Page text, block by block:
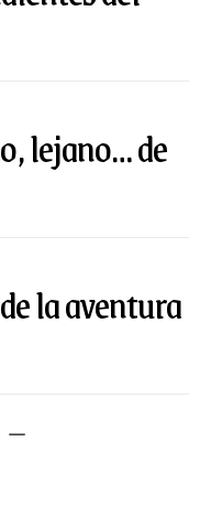
lejano… de
la aventura